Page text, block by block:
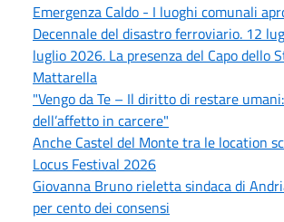
Emergenza Caldo - I luoghi comunali
Decennale del disastro ferroviario. 12
luglio 2026. La presenza del Capo dello
Mattarella
"Vengo da Te – Il diritto di restare
dell’affetto in carcere"
Anche Castel del Monte tra le location
Locus Festival 2026
Giovanna Bruno rieletta sindaca di
per cento dei consensi